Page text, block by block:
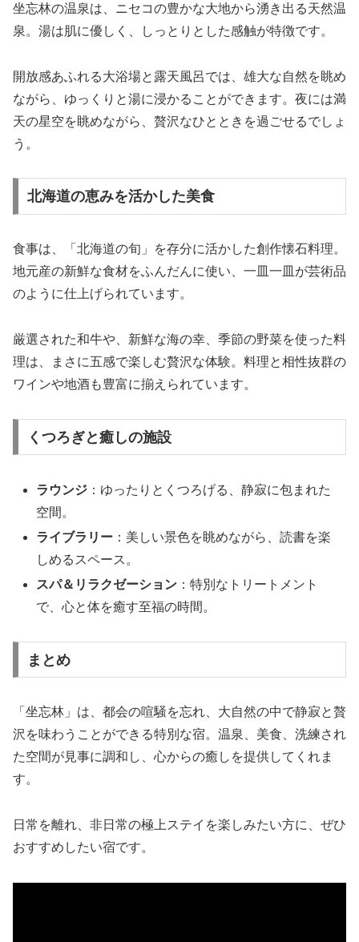
坐忘林の温泉は、ニセコの豊かな大地から湧き出る天然温
泉。湯は肌に優しく、しっとりとした感触が特徴です。
開放感あふれる大浴場と露天風呂では、雄大な自然を眺め
ながら、ゆっくりと湯に浸かることができます。夜には満
天の星空を眺めながら、贅沢なひとときを過ごせるでしょ
う。
北海道の恵みを活かした美食
食事は、「北海道の旬」を存分に活かした創作懐石料理。
地元産の新鮮な食材をふんだんに使い、一皿一皿が芸術品
のように仕上げられています。
厳選された和牛や、新鮮な海の幸、季節の野菜を使った料
理は、まさに五感で楽しむ贅沢な体験。料理と相性抜群の
ワインや地酒も豊富に揃えられています。
くつろぎと癒しの施設
ラウンジ ：ゆったりとくつろげる、静寂に包まれた
空間。
ライブラリー ：美しい景色を眺めながら、読書を楽
しめるスペース。
スパ＆リラクゼーション ：特別なトリートメント
で、心と体を癒す至福の時間。
まとめ
「坐忘林」は、都会の喧騒を忘れ、大自然の中で静寂と贅
沢を味わうことができる特別な宿。温泉、美食、洗練され
た空間が見事に調和し、心からの癒しを提供してくれま
す。
日常を離れ、非日常の極上ステイを楽しみたい方に、ぜひ
おすすめしたい宿です。